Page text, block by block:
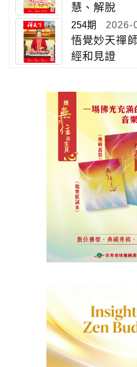
慧、解脫
254期 2026-
悟覺妙天禪
經和見證